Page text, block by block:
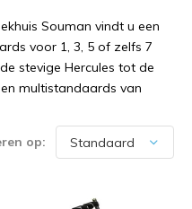
Souman vindt u een
voor 1, 3, 5 of zelfs 7
stevige Hercules tot de
multistandaards van
op: